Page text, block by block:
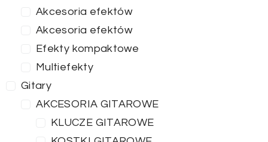
Akcesoria efektów
Akcesoria efektów
Efekty kompaktowe
Multiefekty
Gitary
AKCESORIA GITAROWE
KLUCZE GITAROWE